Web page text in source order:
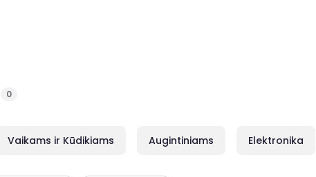
0
Vaikams ir Kūdikiams Augintiniams Elektronika